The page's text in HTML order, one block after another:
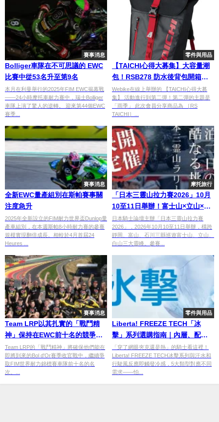
賽事消息
Bolliger車隊在不可思議的 EWC
比賽中從53名升至第9名
本月在利曼舉行的2025年FIM EWC揭幕戰
——24小時摩托車耐力賽中，瑞士Bolliger
車隊上演了驚人的逆轉。 迎來第44個EWC
賽季...
零件與用品
【TAICHI心得大募集】大容量潮
包！RSB278 防水後背包開箱實
測！
Webike在線上舉辦的 【TAICHI心得大募
集】 活動進行到第二彈！第二彈的主題是
「雨季」 此次會員分享商品為 ［RS
TAICHI］...
賽事消息
全新EWC量產組別在斯帕賽事關
注度急升
2025年全新設立的FIM耐力世界盃Dunlop量
產車組別，在本週斯帕8小時耐力賽的參賽
規模實現翻倍成長。相較於4月首屆24
Heures ...
摩托旅行
「日本三靈山拉力賽2026」10月
10至11日舉辦！富士山×立山×白
山三靈峰巡遊×2000台名額×中部
日本三角路線
日本騎士論壇主辦「日本三靈山拉力賽
2026」，2026年10月10至11日舉辦，橫跨
靜岡、富山、石川三縣巡遊富士山、立山、
白山三大靈峰。參賽...
賽事消息
Team LRP以其扎實的「戰鬥精
神」保持在EWC前十名的競爭陣
營中
Team LRP的「戰鬥精神」將確保他們能在
即將到來的Bol d'Or賽季收官戰中，繼續爭
取FIM世界耐力錦標賽車隊前十名的名
次。...
零件與用品
Liberta! FREEZE TECH「冰
擊」系列選購指南｜內層、配
件、冷卻背心5大類完整介紹，夏
季騎乘消暑必備
「穿了網眼夾克還是熱」的騎士看這裡！
Liberta! FREEZE TECH冰擊系列與汗水和
行駛風反應即觸發冷感，5大類型對應不同
需求——怕...